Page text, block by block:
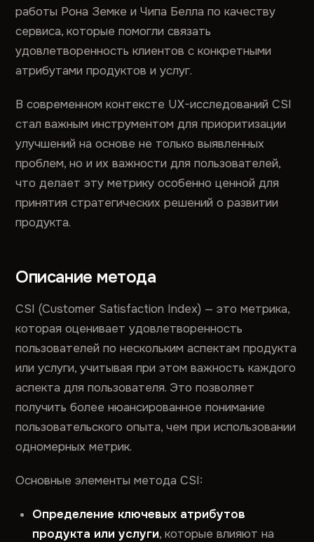
работы Рона Земке и Чипа Белла по качеству
сервиса, которые помогли связать
удовлетворенность клиентов с конкретными
атрибутами продуктов и услуг.
В современном контексте UX-исследований CSI
стал важным инструментом для приоритизации
улучшений на основе не только выявленных
проблем, но и их важности для пользователей,
что делает эту метрику особенно ценной для
принятия стратегических решений о развитии
продукта.
Описание метода
CSI (Customer Satisfaction Index) — это метрика,
которая оценивает удовлетворенность
пользователей по нескольким аспектам продукта
или услуги, учитывая при этом важность каждого
аспекта для пользователя. Это позволяет
получить более нюансированное понимание
пользовательского опыта, чем при использовании
одномерных метрик.
Основные элементы метода CSI:
Определение ключевых атрибутов
продукта или услуги, которые влияют на